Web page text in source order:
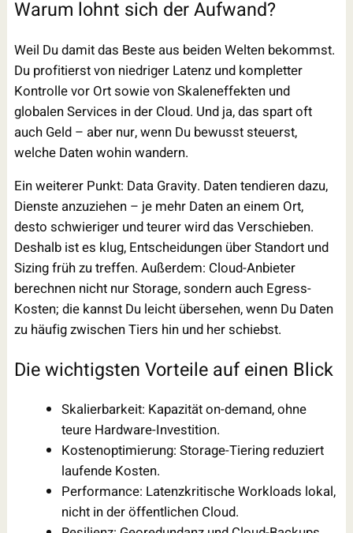
Warum lohnt sich der Aufwand?
Weil Du damit das Beste aus beiden Welten bekommst.
Du profitierst von niedriger Latenz und kompletter
Kontrolle vor Ort sowie von Skaleneffekten und
globalen Services in der Cloud. Und ja, das spart oft
auch Geld – aber nur, wenn Du bewusst steuerst,
welche Daten wohin wandern.
Ein weiterer Punkt: Data Gravity. Daten tendieren dazu,
Dienste anzuziehen – je mehr Daten an einem Ort,
desto schwieriger und teurer wird das Verschieben.
Deshalb ist es klug, Entscheidungen über Standort und
Sizing früh zu treffen. Außerdem: Cloud-Anbieter
berechnen nicht nur Storage, sondern auch Egress-
Kosten; die kannst Du leicht übersehen, wenn Du Daten
zu häufig zwischen Tiers hin und her schiebst.
Die wichtigsten Vorteile auf einen Blick
Skalierbarkeit: Kapazität on-demand, ohne
teure Hardware-Investition.
Kostenoptimierung: Storage-Tiering reduziert
laufende Kosten.
Performance: Latenzkritische Workloads lokal,
nicht in der öffentlichen Cloud.